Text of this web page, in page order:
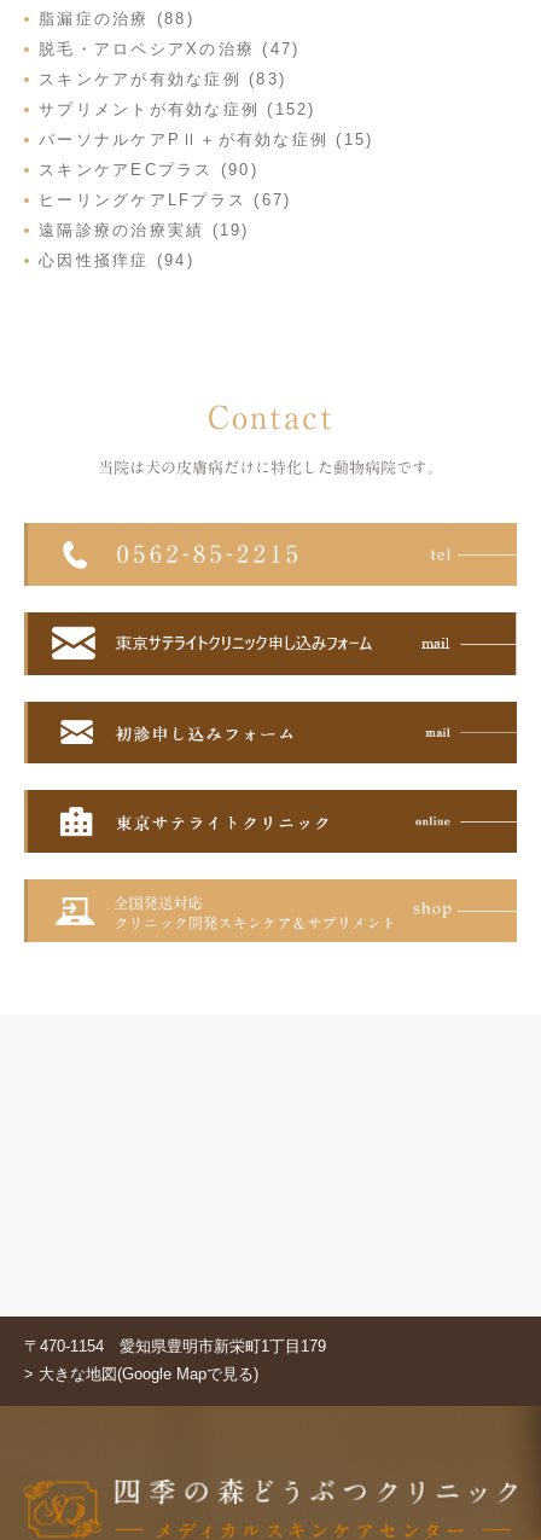
脂漏症の治療 (88)
脱毛・アロペシアXの治療 (47)
スキンケアが有効な症例 (83)
サプリメントが有効な症例 (152)
パーソナルケアPⅡ＋が有効な症例 (15)
スキンケアECプラス (90)
ヒーリングケアLFプラス (67)
遠隔診療の治療実績 (19)
心因性掻痒症 (94)
Contact
当院は犬の皮膚病だけに特化した 動物病院です。
〒470-1154 愛知県豊明市新栄町1丁目179
> 大きな地図(Google Mapで見る)